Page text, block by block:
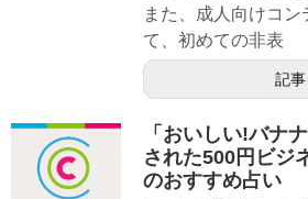
また、成人向けコ
て、初めての非表
記
「おいしい!バナ
された500円ビジ
のおすすめ占い